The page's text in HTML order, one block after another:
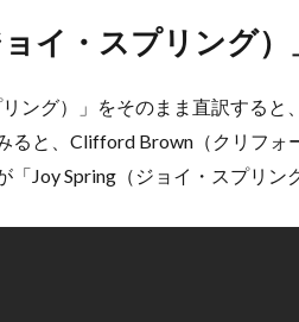
ョイ・スプリング
リング）」をそのまま直訳する
ると、Clifford Brown（クリフォ
「Joy Spring（ジョイ・スプリ